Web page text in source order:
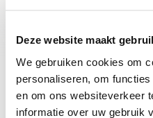
Deze website maakt
We gebruiken cookies om
personaliseren, om
en om ons websiteverkeer
informatie over uw gebruik